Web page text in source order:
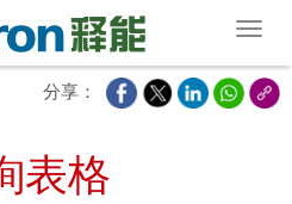
分享：
表格